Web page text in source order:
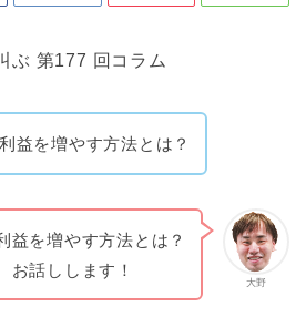
ぶ 第177 回コラム
益を増やす方法とは？
大野
益を増やす方法とは？
お話しします！